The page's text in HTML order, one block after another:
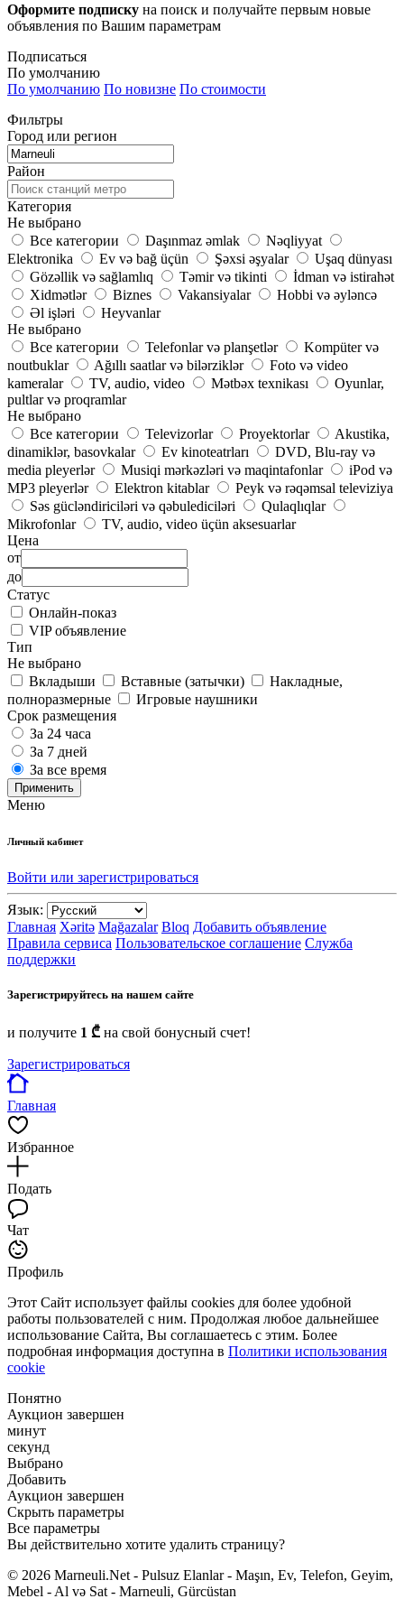
Оформите подписку на поиск и получайте первым новые
объявления по Вашим параметрам
Подписаться
По умолчанию
По умолчанию По новизне По стоимости
Фильтры
Город или регион
Район
Категория
Не выбрано
Все категории
Daşınmaz əmlak
Nəqliyyat
Elektronika
Ev və bağ üçün Şəxsi əşyalar
Uşaq dünyası
Gözəllik və sağlamlıq
Təmir və tikinti
İdman və istirahət
Xidmətlər
Biznes Vakansiyalar
Hobbi və əyləncə
Əl işləri
Heyvanlar
Не выбрано
Все категории
Telefonlar və planşetlər
Kompüter və
noutbuklar
Ağıllı saatlar və bilərziklər
Foto və video
kameralar
TV, audio, video Mətbəx texnikası
Oyunlar,
pultlar və proqramlar
Не выбрано
Все категории
Televizorlar Proyektorlar
Akustika,
dinamiklər, basovkalar
Ev kinoteatrları
DVD, Blu-ray və
media pleyerlər
Musiqi mərkəzləri və maqintafonlar
iPod və
MP3 pleyerlər
Elektron kitablar
Peyk və rəqəmsal televiziya
Səs gücləndiriciləri və qəbulediciləri
Qulaqlıqlar
Mikrofonlar
TV, audio, video üçün aksesuarlar
Цена
от
до
Статус
Онлайн-показ
VIP объявление
Тип
Не выбрано
Вкладыши
Вставные (затычки)
Накладные,
полноразмерные
Игровые наушники
Срок размещения
За 24 часа
За 7 дней
За все время
Применить
Меню
Личный кабинет
Войти или зарегистрироваться
Язык:
Главная Xəritə Mağazalar Bloq Добавить объявление
Правила сервиса Пользовательское соглашение Служба
поддержки
Зарегистрируйтесь на нашем сайте
и получите 1 ₾ на свой бонусный счет!
Зарегистрироваться
Главная
Избранное
Подать
Чат
Профиль
Этот Сайт использует файлы cookies для более удобной
работы пользователей с ним. Продолжая любое дальнейшее
использование Сайта, Вы соглашаетесь с этим. Более
подробная информация доступна в Политики использования
cookie
Понятно
Аукцион завершен
минут
секунд
Выбрано
Добавить
Аукцион завершен
Скрыть параметры
Все параметры
Вы действительно хотите удалить страницу?
© 2026 Marneuli.Net - Pulsuz Elanlar - Maşın, Ev, Telefon, Geyim,
Mebel - Al və Sat - Marneuli, Gürcüstan